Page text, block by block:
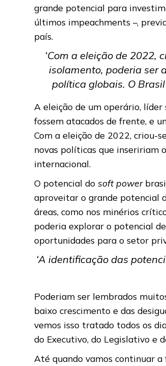
grande potencial para
últimos impeachments –,
país.
‘Com a eleição de
isolamento, poderia ser
política globais. O
A eleição de um operário,
fossem atacados de frente, e
Com a eleição de 2022, criou-
novas políticas que inseririam
internacional.
O potencial dosoft power
aproveitar o grande potencial
áreas, como nos minérios
poderia explorar o potencial
oportunidades para o setor
‘A identificação das
Poderiam ser lembrados
baixo crescimento e das
vemos isso tratado todos os
do Executivo, do Legislativo e
Até quando vamos continuar